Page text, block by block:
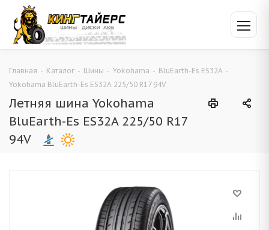
Главная - Каталог - Шины - Yokohama - BluEarth-Es ES32A -
Yokohama BluEarth-Es ES32A 225/50 R17 94V
Летняя шина Yokohama
BluEarth-Es ES32A 225/50 R17
94V